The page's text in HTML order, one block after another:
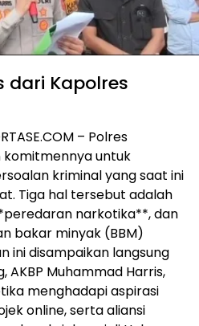
dari Kapolres
– Polres
untuk
kriminal yang saat ini
Tiga hal tersebut adalah
narkotika**, dan
bakar minyak (BBM)
ini disampaikan langsung
AKBP Muhammad Harris,
menghadapi aspirasi
online, serta aliansi